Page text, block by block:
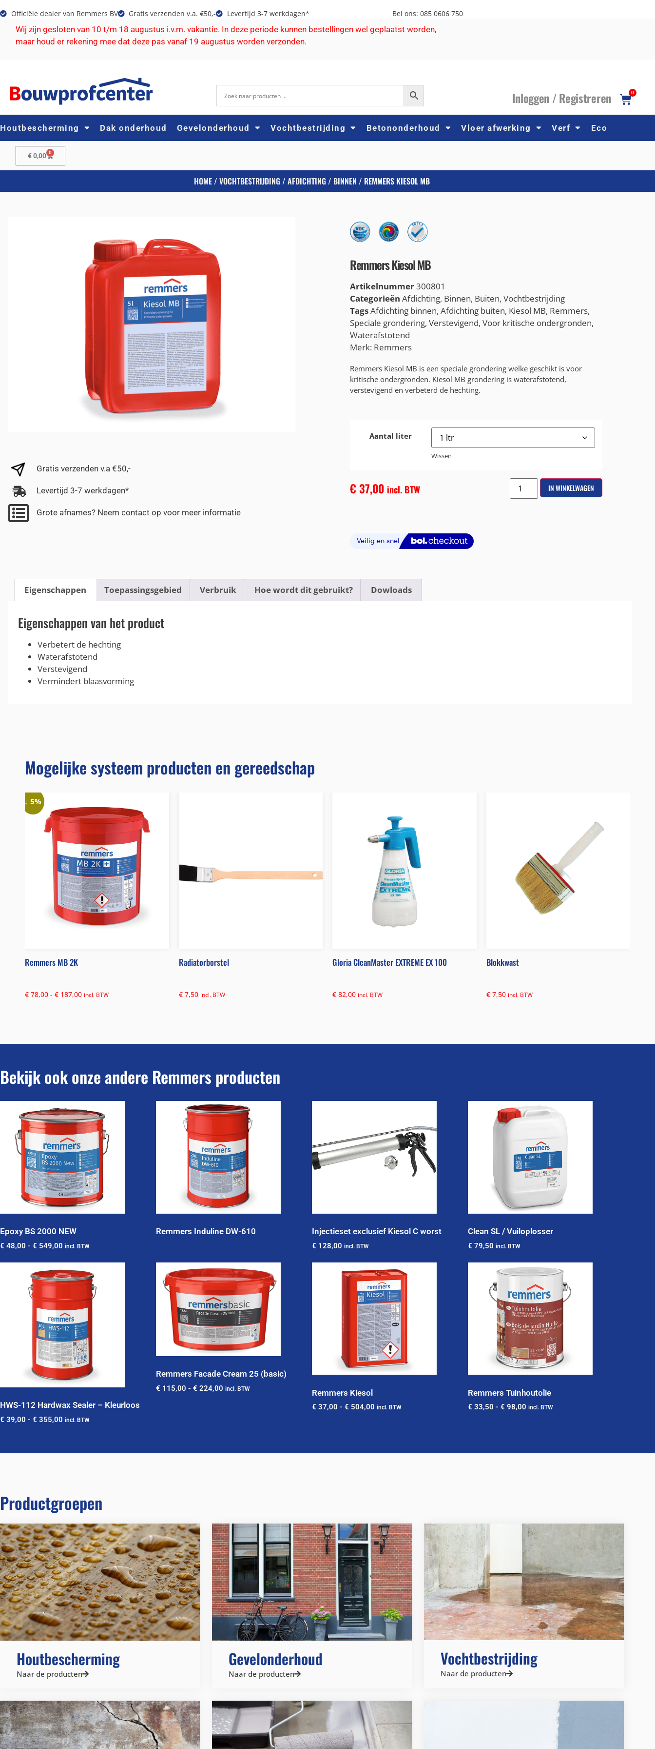
Officiële dealer van Remmers BV Gratis verzenden v.a. €50,- Levertijd 3-7 werkdagen* Bel ons: 085 0606 750
Wij zijn gesloten van 10 t/m 18 augustus i.v.m. vakantie. In deze periode kunnen bestellingen wel geplaatst worden,
maar houd er rekening mee dat deze pas vanaf 19 augustus worden verzonden.
Inloggen /Registreren 0
Houtbescherming Dak onderhoud Gevelonderhoud Vochtbestrijding Betononderhoud Vloer afwerking Verf Eco
€0,00 0
HOME/ VOCHTBESTRIJDING/ AFDICHTING/ BINNEN / REMMERS KIESOL MB
Gratis verzenden v.a €50,-
Levertijd 3-7 werkdagen*
Grote afnames? Neem contact op voor meer informatie
Remmers Kiesol MB
Artikelnummer300801
Categorieën Afdichting, Binnen, Buiten, Vochtbestrijding
TagsAfdichting binnen, Afdichting buiten, Kiesol MB, Remmers,
Speciale grondering, Verstevigend, Voor kritische ondergronden,
Waterafstotend
Merk: Remmers
Remmers Kiesol MB is een speciale grondering welke geschikt is voor
kritische ondergronden. Kiesol MB grondering is waterafstotend,
verstevigend en verbeterd de hechting.
Aantal liter
Wissen
€ 37,00 incl. BTW IN WINKELWAGEN
Eigenschappen Toepassingsgebied Verbruik Hoe wordt dit gebruikt? Dowloads
Eigenschappen van het product
Verbetert de hechting
Waterafstotend
Verstevigend
Vermindert blaasvorming
Mogelijke systeem producten en gereedschap
↓ 5%
Remmers MB 2K
€ 78,00 - € 187,00 incl. BTW
Radiatorborstel
€7,50 incl. BTW
Gloria CleanMaster EXTREME EX 100
€ 82,00 incl. BTW
Blokkwast
€7,50 incl. BTW
Bekijk ook onze andere Remmers producten
Epoxy BS 2000 NEW
€ 48,00 - € 549,00 incl. BTW
Remmers Induline DW-610 Injectieset exclusief Kiesol C worst
€ 128,00 incl. BTW
Clean SL / Vuiloplosser
€ 79,50 incl. BTW
HWS-112 Hardwax Sealer – Kleurloos
€ 39,00 - € 355,00 incl. BTW
Remmers Facade Cream 25 (basic)
€ 115,00 - € 224,00 incl. BTW Remmers Kiesol
€ 37,00 - € 504,00 incl. BTW
Remmers Tuinhoutolie
€ 33,50 - € 98,00 incl. BTW
Productgroepen
Houtbescherming
Naar de producten
Gevelonderhoud
Naar de producten
Vochtbestrijding
Naar de producten